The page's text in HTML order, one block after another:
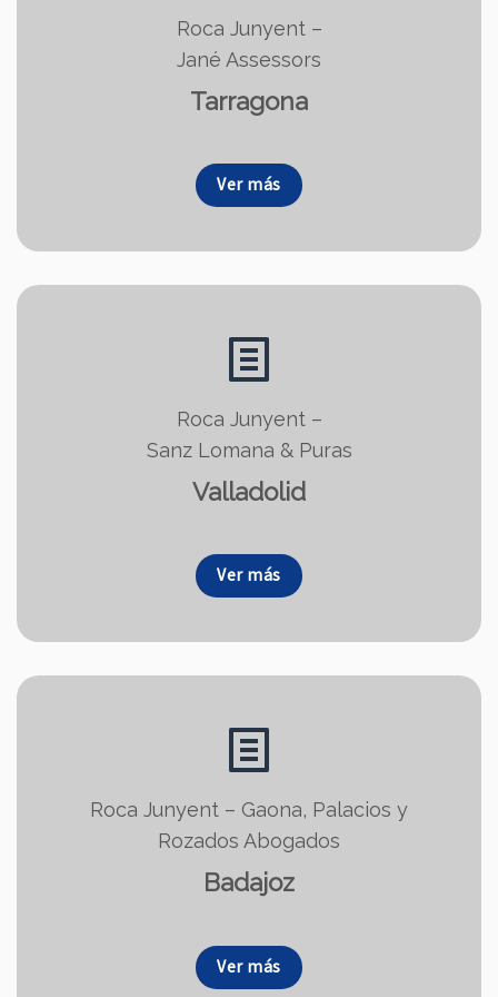
Roca Junyent –
Jané Assessors
Tarragona
Ver más
Roca Junyent –
Sanz Lomana & Puras
Valladolid
Ver más
Roca Junyent – Gaona, Palacios y
Rozados Abogados
Badajoz
Ver más